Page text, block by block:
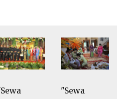
"Sewa